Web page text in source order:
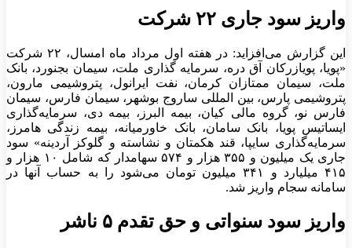
واریز سود جاری ۲۲ شرکت
این گزارش می‌افزاید: در هفته اول مرداد ماه امسال، ۲۲ شرکت
«پویا، پویازرکان آق دره، سرمایه گذاری ملت، سیمان بجنورد، بانک
ملت، سیمان ممتازان کرمان، نفت ایرانول، پتروشیمی مارون،
پتروشیمی پارس، بین المللی ساروج بوشهر، سیمان فارس، سیمان
فارس نو، گروه مالی کیان، بیمه البرز، بیمه دی، سرمایه‌گذاری
ایساتیس پویا، بانک سامان، بانک خاورمیانه، بیمه زندگی هامرز،
سرمایه‌گذاری سایپا، قند هکمتان و نشاسته و گلوکز آردینه» سود
جاری یک میلیون و ۳۵۵ هزار و ۵۷۴ سهامدار که شامل ۱۰ هزار و
۴۱۵ میلیارد و ۳۴۱ میلیون تومان می‌شود را به حساب آنها در
سامانه سجام واریز شد.
واریز سود سنواتی و حق تقدم ۵ ناشر